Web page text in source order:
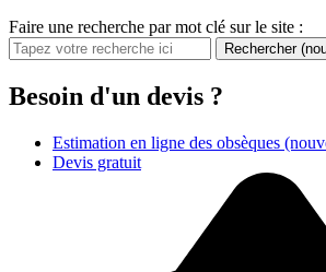
Faire une recherche par mot clé sur le site :
Rechercher
Besoin d'un devis ?
Estimation en ligne des obsèques
Devis gratuit